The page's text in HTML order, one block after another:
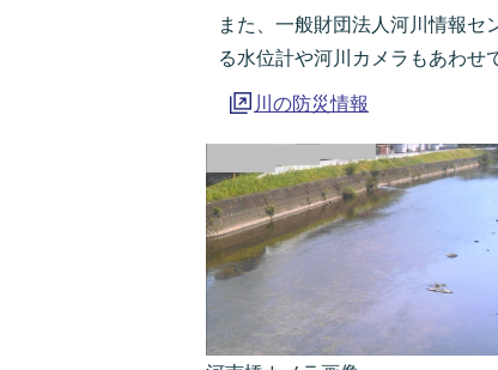
また、一般財団法人河川情報
る水位計や河川カメラもあわせ
川の防災情報